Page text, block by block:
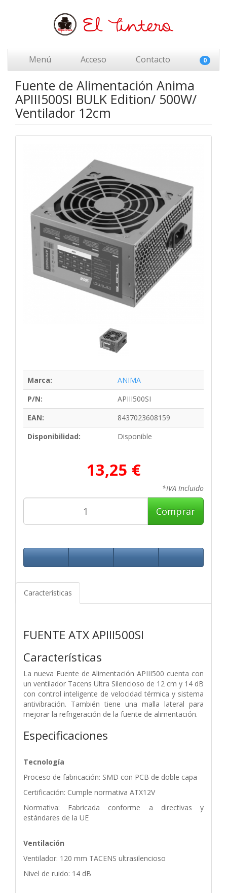
Menú Acceso Contacto 0
Fuente de Alimentación Anima
APIII500SI BULK Edition/ 500W/
Ventilador 12cm
Marca:
ANIMA
P/N:
APIII500SI
EAN:
8437023608159
Disponibilidad:
Disponible
13,25 €
*IVA Incluido
Comprar
Características
FUENTE ATX APIII500SI
Características
La nueva Fuente de Alimentación APIII500 cuenta con
un ventilador Tacens Ultra Silencioso de 12 cm y 14 dB
con control inteligente de velocidad térmica y sistema
antivibración. También tiene una malla lateral para
mejorar la refrigeración de la fuente de alimentación.
Especificaciones
Tecnología
Proceso de fabricación: SMD con PCB de doble capa
Certificación: Cumple normativa ATX12V
Normativa: Fabricada conforme a directivas y
estándares de la UE
Ventilación
Ventilador: 120 mm TACENS ultrasilencioso
Nivel de ruido: 14 dB